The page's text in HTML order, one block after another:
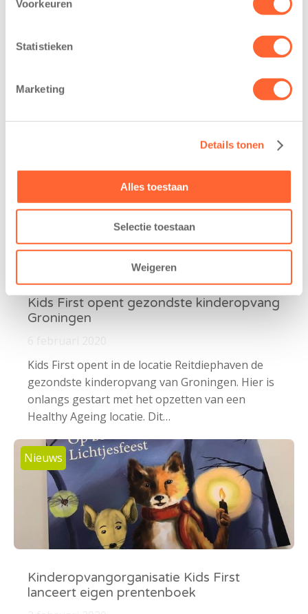
Voorkeuren
Statistieken
Marketing
Details tonen
Alles toestaan
Selectie toestaan
Weigeren
schaatsen
In Friesland hebben de kinderen een leuke uitje
geschaatst in de ijshallen van Friesland.
Kids First opent gezondste kinderopvang
Groningen
Kids First opent in de locatie Reitdiephaven de
gezondste kinderopvang van Groningen. Hier is
onlangs gestart met het opzetten van een
Healthy Ageing locatie. Dit…
Nieuws
Kinderopvangorganisatie Kids First
lanceert eigen prentenboek